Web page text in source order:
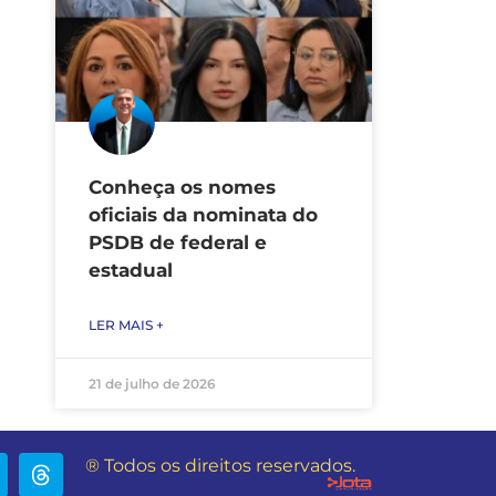
Conheça os nomes
oficiais da nominata do
PSDB de federal e
estadual
LER MAIS +
21 de julho de 2026
® Todos os direitos reservados.